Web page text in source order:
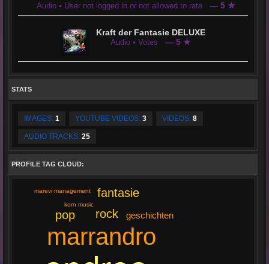
Audio • User not logged in or not allowed to rate — 5 ★
Kraft der Fantasie DELUXE
Audio • Votes — 5 ★
STATS
IMAGES: 1 YOUTUBE VIDEOS: 3 VIDEOS: 8
AUDIO TRACKS: 25
PROFILE TAG CLOUD:
marrandro
pop rock
fantasie
geschichten
korn music
marevi management